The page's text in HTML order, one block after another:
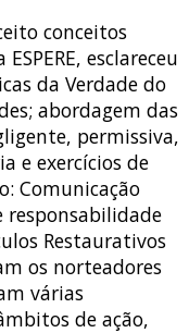
conceitos
esclareceu
da Verdade do
abordagem das
permissiva,
e exercícios de
Comunicação
responsabilidade
Restaurativos
os norteadores
várias
de ação,